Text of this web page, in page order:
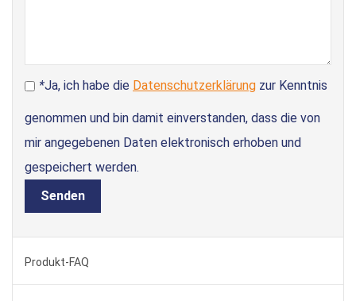
*Ja, ich habe die Datenschutzerklärung zur Kenntnis
genommen und bin damit einverstanden, dass die von
mir angegebenen Daten elektronisch erhoben und
gespeichert werden.
Senden
Produkt-FAQ